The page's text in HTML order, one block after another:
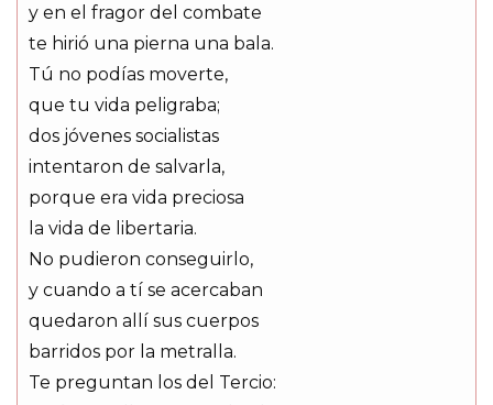
y en el fragor del combate
te hirió una pierna una bala.
Tú no podías moverte,
que tu vida peligraba;
dos jóvenes socialistas
intentaron de salvarla,
porque era vida preciosa
la vida de libertaria.
No pudieron conseguirlo,
y cuando a tí se acercaban
quedaron allí sus cuerpos
barridos por la metralla.
Te preguntan los del Tercio: